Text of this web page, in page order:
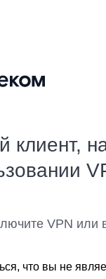
клиент,
VPN или
что вы не